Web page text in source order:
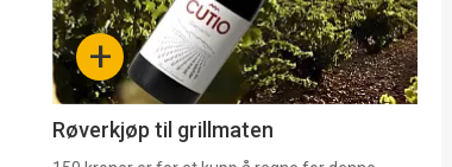
section
11
Dagens
+
Røverkjøp til grillmaten